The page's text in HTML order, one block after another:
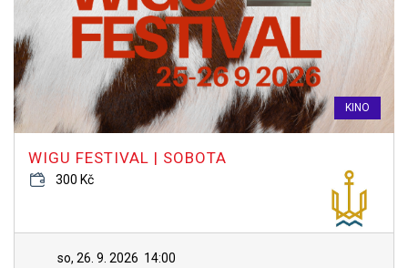
KINO
WIGU FESTIVAL | SOBOTA
300 Kč
so, 26. 9. 2026 14:00